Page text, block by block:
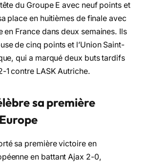
du Groupe E avec neuf points et
place en huitièmes de finale avec
en France dans deux semaines. Ils
de cinq points et l’Union Saint-
qui a marqué deux buts tardifs
1 contre LASK Autriche.
sa première
sa première victoire en
en battant Ajax 2-0,